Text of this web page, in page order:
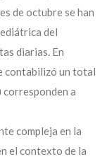
de octubre se han
del
diarias. En
contabilizó un total
corresponden a
compleja en la
el contexto de la